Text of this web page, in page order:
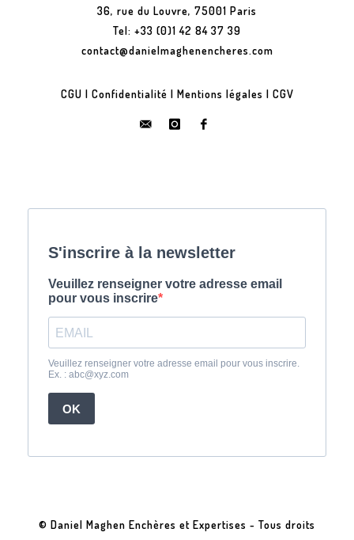
36, rue du Louvre, 75001 Paris
Tel: +33 (0)1 42 84 37 39
contact@danielmaghenencheres.com
CGU | Confidentialité | Mentions légales | CGV
© Daniel Maghen Enchères et Expertises - Tous droits